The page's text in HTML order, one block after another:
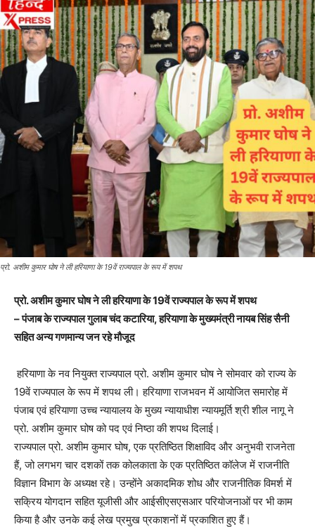
प्रो. अशीम कुमार घोष ने ली हरियाणा के 19वें राज्यपाल के रूप में शपथ
प्रो. अशीम कुमार घोष ने ली हरियाणा के 19वें राज्यपाल के रूप में शपथ
– पंजाब के राज्यपाल गुलाब चंद कटारिया, हरियाणा के मुख्यमंत्री नायब सिंह सैनी
सहित अन्य गणमान्य जन रहे मौजूद
हरियाणा के नव नियुक्त राज्यपाल प्रो. अशीम कुमार घोष ने सोमवार को राज्य के
19वें राज्यपाल के रूप में शपथ ली। हरियाणा राजभवन में आयोजित समारोह में
पंजाब एवं हरियाणा उच्च न्यायालय के मुख्य न्यायाधीश न्यायमूर्ति श्री शील नागू ने
प्रो. अशीम कुमार घोष को पद एवं निष्ठा की शपथ दिलाई।
राज्यपाल प्रो. अशीम कुमार घोष, एक प्रतिष्ठित शिक्षाविद और अनुभवी राजनेता
हैं, जो लगभग चार दशकों तक कोलकाता के एक प्रतिष्ठित कॉलेज में राजनीति
विज्ञान विभाग के अध्यक्ष रहे। उन्होंने अकादमिक शोध और राजनीतिक विमर्श में
सक्रिय योगदान सहित यूजीसी और आईसीएसएसआर परियोजनाओं पर भी काम
किया है और उनके कई लेख प्रमुख प्रकाशनों में प्रकाशित हुए हैं।